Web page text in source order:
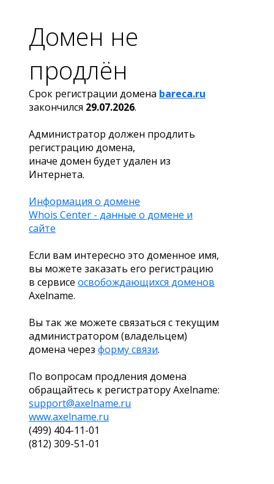
Домен не
продлён
Срок регистрации домена bareca.ru
закончился 29.07.2026.
Администратор должен продлить
регистрацию домена,
иначе домен будет удален из
Интернета.
Информация о домене
Whois Center - данные о домене и
сайте
Если вам интересно это доменное имя,
вы можете заказать его регистрацию
в сервисе освобождающихся доменов
Axelname.
Вы так же можете связаться с текущим
администратором (владельцем)
домена через форму связи.
По вопросам продления домена
обращайтесь к регистратору Axelname:
support@axelname.ru
www.axelname.ru
(499) 404-11-01
(812) 309-51-01